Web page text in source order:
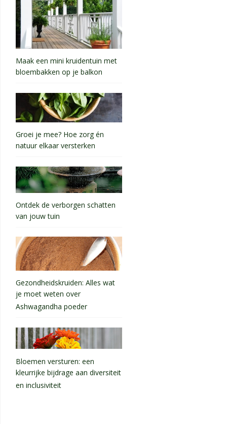
Maak een mini kruidentuin met
bloembakken op je balkon
Groei je mee? Hoe zorg én
natuur elkaar versterken
Ontdek de verborgen schatten
van jouw tuin
Gezondheidskruiden: Alles wat
je moet weten over
Ashwagandha poeder
Bloemen versturen: een
kleurrijke bijdrage aan diversiteit
en inclusiviteit